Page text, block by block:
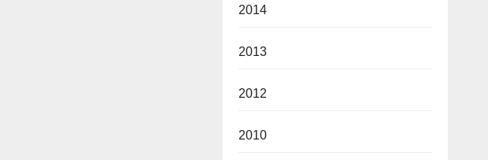
2014
2013
2012
2010